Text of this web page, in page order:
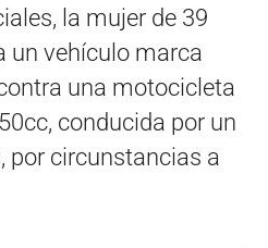
la mujer de 39
un vehículo marca
una motocicleta
conducida por un
por circunstancias a